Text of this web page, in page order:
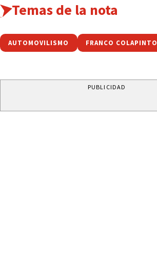
Temas de la nota
AUTOMOVILISMO FRANCO COLAPINTO
PUBLICIDAD